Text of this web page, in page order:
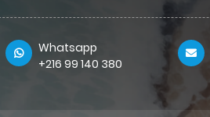
Whatsapp
+216 99 140 380